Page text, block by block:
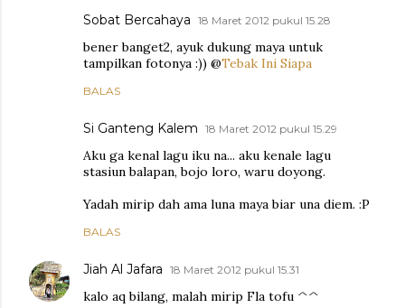
Sobat Bercahaya 18 Maret 2012 pukul 15.28
bener banget2, ayuk dukung maya untuk
tampilkan fotonya :)) @Tebak Ini Siapa
BALAS
Si Ganteng Kalem 18 Maret 2012 pukul 15.29
Aku ga kenal lagu iku na... aku kenale lagu
stasiun balapan, bojo loro, waru doyong.
Yadah mirip dah ama luna maya biar una diem. :P
BALAS
Jiah Al Jafara 18 Maret 2012 pukul 15.31
kalo aq bilang, malah mirip Fla tofu ^^